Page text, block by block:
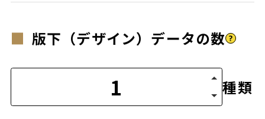
版下（デザイン）データの数
種類